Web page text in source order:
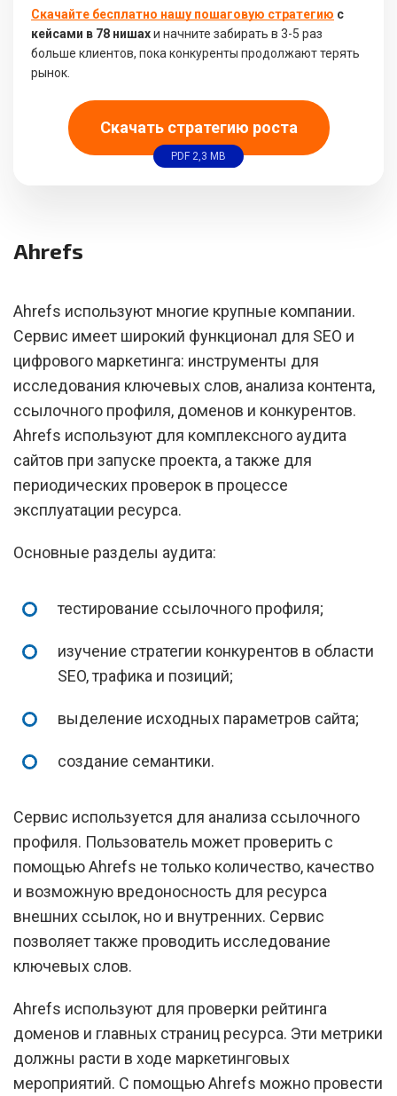
Скачайте бесплатно нашу пошаговую стратегию с
кейсами в 78 нишахи начните забирать в 3-5 раз
больше клиентов, пока конкуренты продолжают терять
рынок.
Скачать стратегию роста
PDF 2,3 MB
Ahrefs
Ahrefs используют многие крупные компании.
Сервис имеет широкий функционал для SEO и
цифрового маркетинга: инструменты для
исследования ключевых слов, анализа контента,
ссылочного профиля, доменов и конкурентов.
Ahrefs используют для комплексного аудита
сайтов при запуске проекта, а также для
периодических проверок в процессе
эксплуатации ресурса.
Основные разделы аудита:
тестирование ссылочного профиля;
изучение стратегии конкурентов в области
SEO, трафика и позиций;
выделение исходных параметров сайта;
создание семантики.
Сервис используется для анализа ссылочного
профиля. Пользователь может проверить с
помощью Ahrefs не только количество, качество
и возможную вредоносность для ресурса
внешних ссылок, но и внутренних. Сервис
позволяет также проводить исследование
ключевых слов.
Ahrefs используют для проверки рейтинга
доменов и главных страниц ресурса. Эти метрики
должны расти в ходе маркетинговых
мероприятий. С помощью Ahrefs можно провести